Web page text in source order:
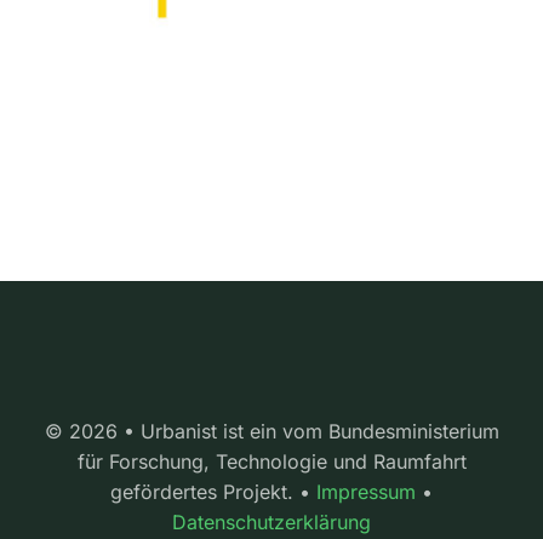
© 2026 • Urbanist ist ein vom Bundesministerium
für Forschung, Technologie und Raumfahrt
gefördertes Projekt. • Impressum •
Datenschutzerklärung